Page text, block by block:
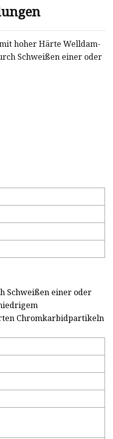
hoher Härte Welldam-
Schweißen einer oder
Schweißen einer oder
Chromkarbidpartikeln